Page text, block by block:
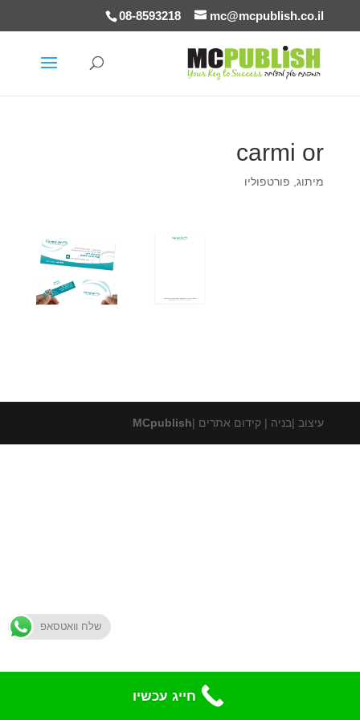
08-8593218 mc@mcpublish.co.il
carmi or
מיתוג, פורטפוליו
עיצוב |בניה | קידום אתרים |MCpublish
שלח וואטסאפ
חייג עכשיו